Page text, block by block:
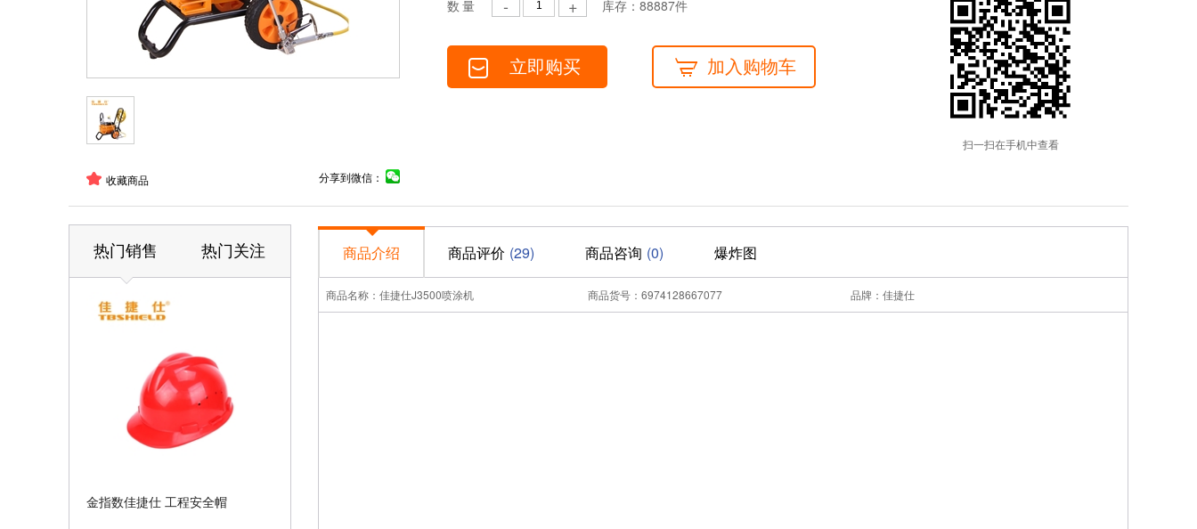
扫一扫在手机中查看
数量 - + 库存： 88887件
立即购买 加入购物车
收藏商品 分享到微信：
商品介绍 商品评价 (29) 商品咨询 (0) 爆炸图
商品名称：佳捷仕J3500喷涂机 商品货号：6974128667077 品牌：佳捷仕
热门销售 热门关注
金指数佳捷仕 工程安全帽